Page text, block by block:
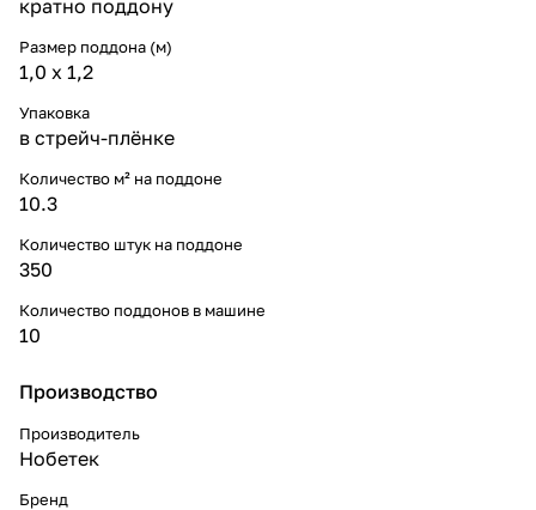
кратно поддону
Размер поддона (м)
1,0 х 1,2
Упаковка
в стрейч-плёнке
Количество м² на поддоне
10.3
Количество штук на поддоне
350
Количество поддонов в машине
10
Производство
Производитель
Нобетек
Бренд